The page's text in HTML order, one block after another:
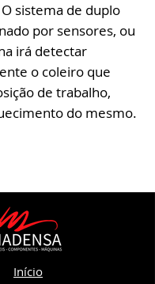
sistema de duplo
por sensores, ou
irá detectar
o coleiro que
de trabalho,
do mesmo.
Início